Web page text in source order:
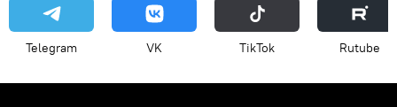
Telegram VK ТikТоk Rutube